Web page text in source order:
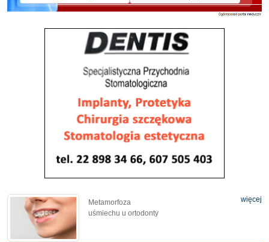
Metamorfoza
uśmiechu u ortodonty
więcej